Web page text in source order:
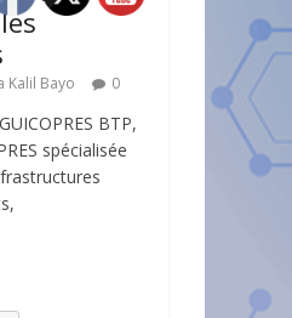
Kalil Bayo 0
BTP,
spécialisée